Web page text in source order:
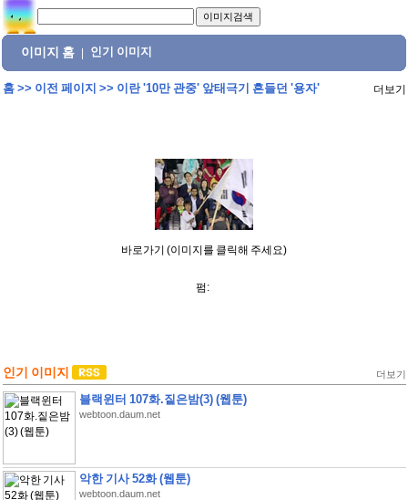
이미지 홈 인기 이미지
홈>> 이전 페이지 >> 이란 '10만 관중' 앞태극기 흔들던 '용자' 더보기
바로가기 (이미지를 클릭해 주세요)
펌:
인기 이미지 더보기
블랙윈터 107화.짙은밤(3) (웹툰)
webtoon.daum.net
악한 기사 52화 (웹툰)
webtoon.daum.net